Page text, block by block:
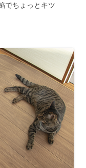
でちょっとキツ